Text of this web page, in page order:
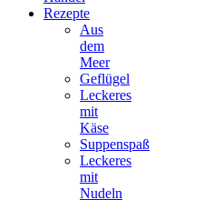
Rezepte
Aus
dem
Meer
Geflügel
Leckeres
mit
Käse
Suppenspaß
Leckeres
mit
Nudeln